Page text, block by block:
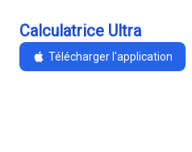
Calculatrice Ultra
Télécharger l'application